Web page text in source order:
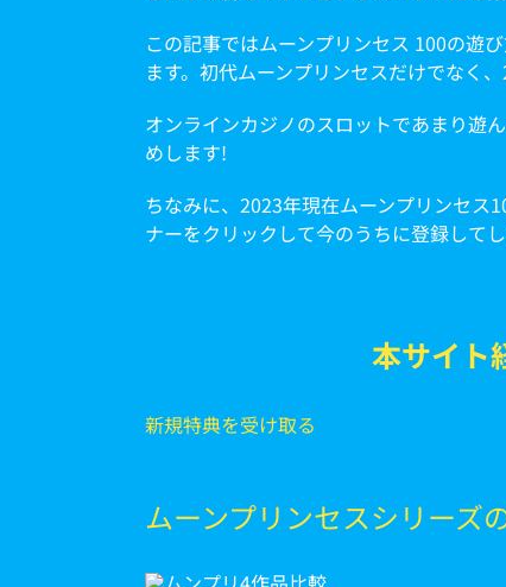
この記事ではムーンプリンセス 100の遊
ます。初代ムーンプリンセスだけでなく
オンラインカジノのスロットであまり遊
めします!
ちなみに、2023年現在ムーンプリンセス
ナーをクリックして今のうちに登録して
本サイト
新規特典を受け取る
ムーンプリンセスシリーズ